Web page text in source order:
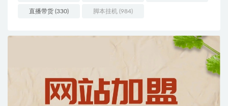
直播带货 (330) 脚本挂机 (984)